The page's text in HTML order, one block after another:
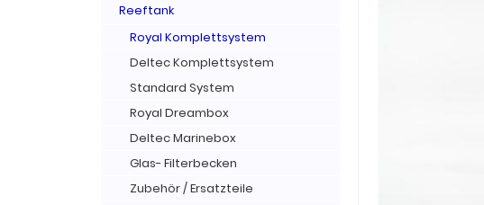
Reeftank
Royal Komplettsystem
Deltec Komplettsystem
Standard System
Royal Dreambox
Deltec Marinebox
Glas- Filterbecken
Zubehör / Ersatzteile